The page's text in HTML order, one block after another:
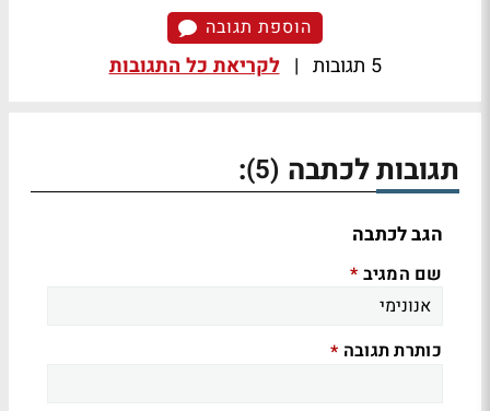
הוספת תגובה
5 תגובות | לקריאת כל התגובות
תגובות לכתבה (5)
:
הגב לכתבה
שם המגיב *
כותרת תגובה *